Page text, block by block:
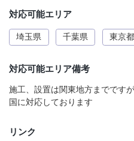
対応可能エリア
埼玉県 千葉県 東京都
対応可能エリア備考
施工、設置は関東地方までです
国に対応しております
リンク